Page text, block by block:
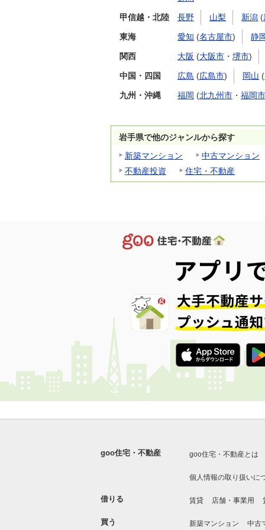
甲信越・北陸 長野 山梨 新潟 (
東海 愛知 (名古屋市) 静
関西 大阪 (大阪市 ・ 堺市)
中国・四国 広島 (広島市) 岡山 (
九州・沖縄 福岡 (北九州市 ・ 福岡市
岩手県で他のジャンルから探す
新築マンション
中古マンション
不動産投資
住宅・不動産
goo住宅・不動産 goo住宅・不動産とは
個人情報の取り扱いに
借りる 賃貸 店舗・事業用
買う 新築マンション 中古